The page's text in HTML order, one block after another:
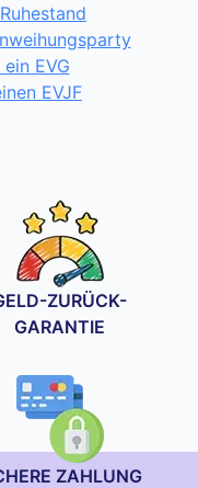
EVG
EVJF
ZURÜCK-
GARANTIE
ZAHLUNG